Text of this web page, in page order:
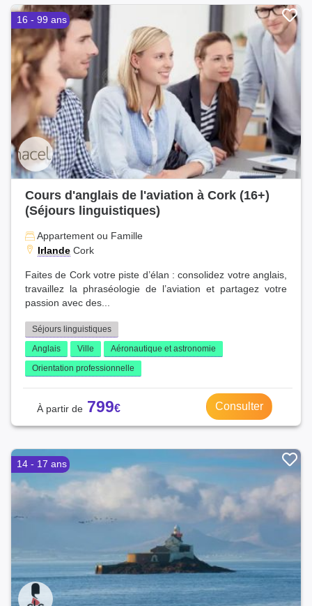
16 - 99 ans
Cours d'anglais de l'aviation à Cork (16+)
(Séjours linguistiques)
Appartement ou Famille
Irlande Cork
Faites de Cork votre piste d’élan : consolidez votre anglais,
travaillez la phraséologie de l’aviation et partagez votre
passion avec des...
Séjours linguistiques
Anglais
Ville
Aéronautique et astronomie
Orientation professionnelle
799 Consulter
14 - 17 ans